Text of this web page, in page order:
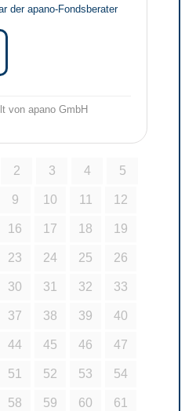
der apano-Fondsberater
von apano GmbH
2 3 4 5
9 10 11 12
16 17 18 19
23 24 25 26
30 31 32 33
37 38 39 40
44 45 46 47
51 52 53 54
58 59 60 61